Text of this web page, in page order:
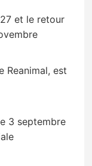
et le retour
Reanimal, est
3 septembre